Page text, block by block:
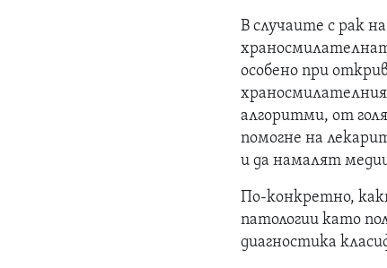
В случаите с рак
особено при
храносмилателния
алгоритми, от
помогне на
и да намалят
По-конкретно,
патологии като
диагностика